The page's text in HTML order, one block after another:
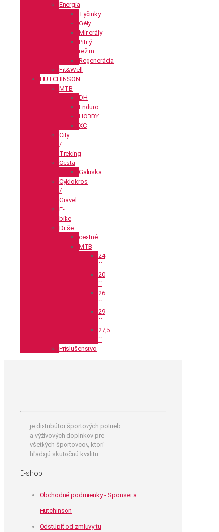
Energia
Tyčinky
Gély
Minerály
Pitný
režim
Regenerácia
Fit&Well
HUTCHINSON
MTB
DH
Enduro
HOBBY
XC
City
/
Treking
Cesta
Galuska
Cyklokros
/
Gravel
E-
bike
Duše
cestné
MTB
24
´´
20
´´
26
´´
29
´´
27,5
´´
Príslušenstvo
je distribútor športových potrieb
a výživových doplnkov pre
všetkých športovcov, ktorí
hľadajú skutočnú kvalitu.
E-shop
Obchodné podmienky - Sponser a
Hutchinson
Odstúpiť od zmluvy tu